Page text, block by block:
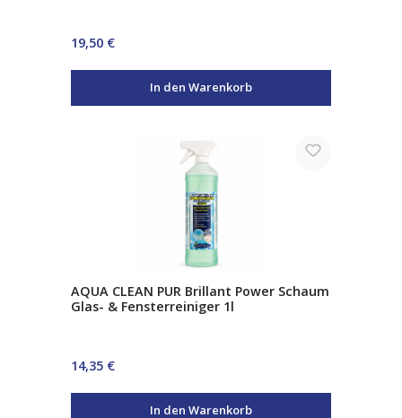
Regulärer Preis:
19,50 €
In den Warenkorb
AQUA CLEAN PUR Brillant Power Schaum
Glas- & Fensterreiniger 1l
Regulärer Preis:
14,35 €
In den Warenkorb